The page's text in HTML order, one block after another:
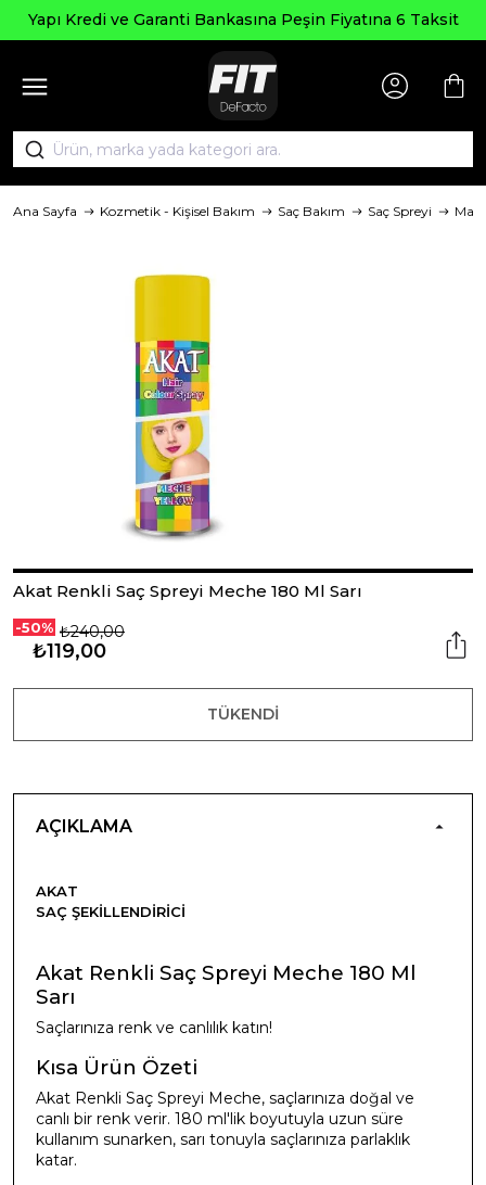
Yapı Kredi ve Garanti Bankasına Peşin Fiyatına 6 Taksit
Ana Sayfa Kozmetik - Kişisel Bakım Saç Bakım Saç Spreyi
Akat Renkli Saç Spreyi Meche 180 Ml Sarı
-50% ₺240,00
₺119,00
TÜKENDI
AÇIKLAMA
AKAT
SAÇ ŞEKILLENDIRICI
Akat Renkli Saç Spreyi Meche 180 Ml
Sarı
Saçlarınıza renk ve canlılık katın!
Kısa Ürün Özeti
Akat Renkli Saç Spreyi Meche, saçlarınıza doğal ve
canlı bir renk verir. 180 ml'lik boyutuyla uzun süre
kullanım sunarken, sarı tonuyla saçlarınıza parlaklık
katar.